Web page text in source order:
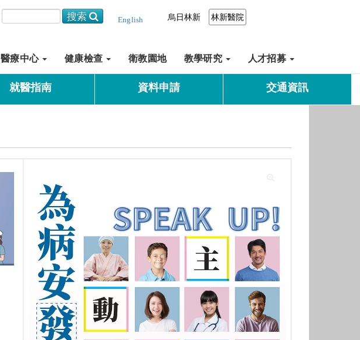
林新醫院
烏日林新
English
醫療中心 健康檢查 衛教園地 教學研究 人才招募
就醫指南 資料申請 交通資訊